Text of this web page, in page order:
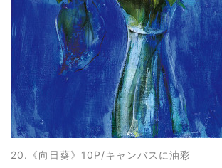
20.《向日葵》10P/キャンバスに油彩